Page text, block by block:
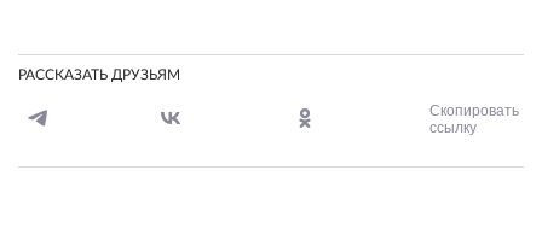
РАССКАЗАТЬ ДРУЗЬЯМ
Скопировать
ссылку